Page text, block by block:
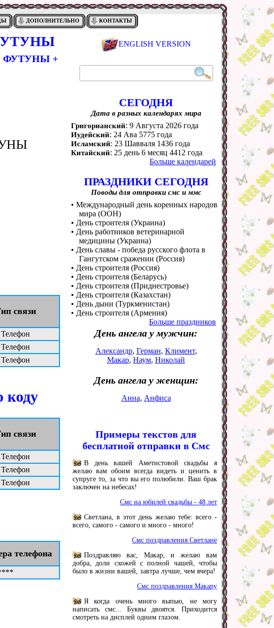
ДОПОЛНИТЕЛЬНО КОНТАКТЫ
ФУТУНЫ +
связи
Телефон
Телефон
Телефон
коду
связи
Телефон
Телефон
Телефон
телефона
ENGLISH VERSION
СЕГОДНЯ
Дата в разных календарях мира
Григорианский: 9 Августа 2026 года
Иудейский: 24 Ава 5775 года
Исламский: 23 Шавваля 1436 года
Китайский: 25 день 6 месяц 4412 года
Больше календарей
ПРАЗДНИКИ СЕГОДНЯ
Поводы для отправки смс и ммс
• Международный день коренных народов
мира (ООН)
• День строителя (Украина)
• День работников ветеринарной
медицины (Украина)
• День славы - победа русского флота в
Гангутском сражении (Россия)
• День строителя (Россия)
• День строителя (Беларусь)
• День строителя (Приднестровье)
• День строителя (Казахстан)
• День дыни (Туркменистан)
• День строителя (Армения)
Больше праздников
День ангела у мужчин:
Александр, Герман, Климент,
Макар, Наум, Николай
День ангела у женщин:
Анна, Анфиса
Примеры текстов для
бесплатной отправки в Смс
В день вашей Аметистовой свадьбы я
желаю вам обоим всегда видеть и ценить в
супруге то, за что вы его полюбили. Ваш брак
заключен на небесах!
Смс на юбилей свадьбы - 48 лет
Светлана, в этот день желаю тебе: всего -
всего, самого - самого и много - много!
Смс поздравления Светлане
Поздравляю вас, Макар, и желаю вам
добра, доли схожей с полной чашей, чтобы
было в жизни вашей, завтра лучше, чем вчера!
Смс поздравления Макару
Я когда очень много выпью, не могу
написать смс... Буквы двоятся. Приходится
смотреть на дисплей одним глазом.